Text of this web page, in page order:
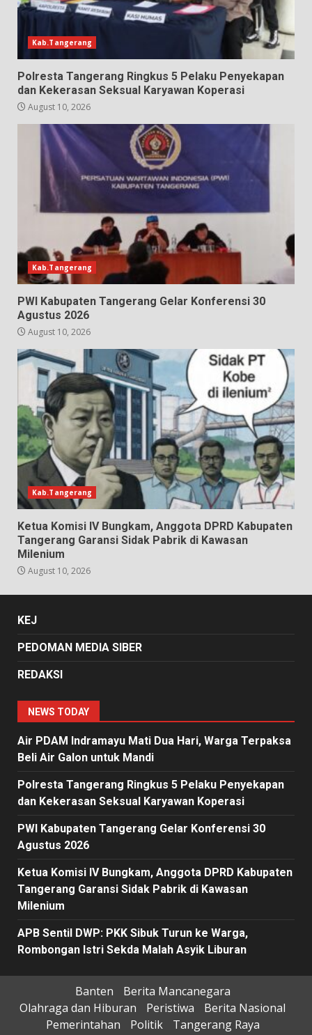
Kab.Tangerang
Polresta Tangerang Ringkus 5 Pelaku Penyekapan
dan Kekerasan Seksual Karyawan Koperasi
August 10, 2026
Kab.Tangerang
PWI Kabupaten Tangerang Gelar Konferensi 30
Agustus 2026
August 10, 2026
Kab.Tangerang
Ketua Komisi IV Bungkam, Anggota DPRD Kabupaten
Tangerang Garansi Sidak Pabrik di Kawasan
Milenium
August 10, 2026
KEJ
PEDOMAN MEDIA SIBER
REDAKSI
NEWS TODAY
Air PDAM Indramayu Mati Dua Hari, Warga Terpaksa
Beli Air Galon untuk Mandi
Polresta Tangerang Ringkus 5 Pelaku Penyekapan
dan Kekerasan Seksual Karyawan Koperasi
PWI Kabupaten Tangerang Gelar Konferensi 30
Agustus 2026
Ketua Komisi IV Bungkam, Anggota DPRD Kabupaten
Tangerang Garansi Sidak Pabrik di Kawasan
Milenium
APB Sentil DWP: PKK Sibuk Turun ke Warga,
Rombongan Istri Sekda Malah Asyik Liburan
Banten
Berita Mancanegara
Olahraga dan Hiburan
Peristiwa
Berita Nasional
Pemerintahan
Politik Tangerang Raya